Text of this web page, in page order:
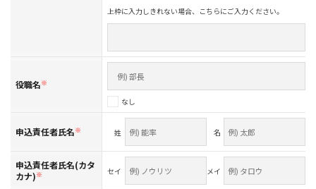
上枠に入力しきれない場合、こちらにご入力ください。
役職名※
なし
申込責任者氏名※ 姓 名
申込責任者氏名(カタ
カナ)※ セイ メイ